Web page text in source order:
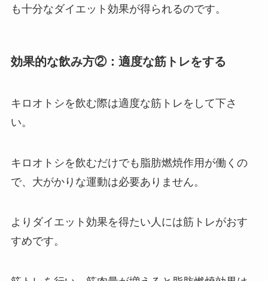
も十分なダイエット効果が得られるのです。
効果的な飲み方②：適度な筋トレをする
キロオトシを飲む際は適度な筋トレをして下さ
い。
キロオトシを飲むだけでも脂肪燃焼作用が働くの
で、大がかりな運動は必要ありません。
よりダイエット効果を得たい人には筋トレがおす
すめです。